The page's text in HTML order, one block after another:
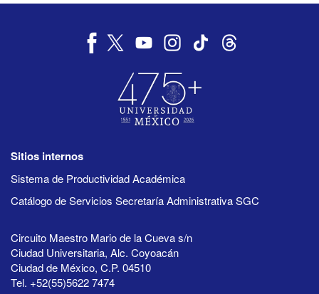
Sitios internos
Sistema de Productividad Académica
Catálogo de Servicios Secretaría Administrativa SGC
Circuito Maestro Mario de la Cueva s/n
Ciudad Universitaria, Alc. Coyoacán
Ciudad de México, C.P. 04510
Tel. +52(55)5622 7474